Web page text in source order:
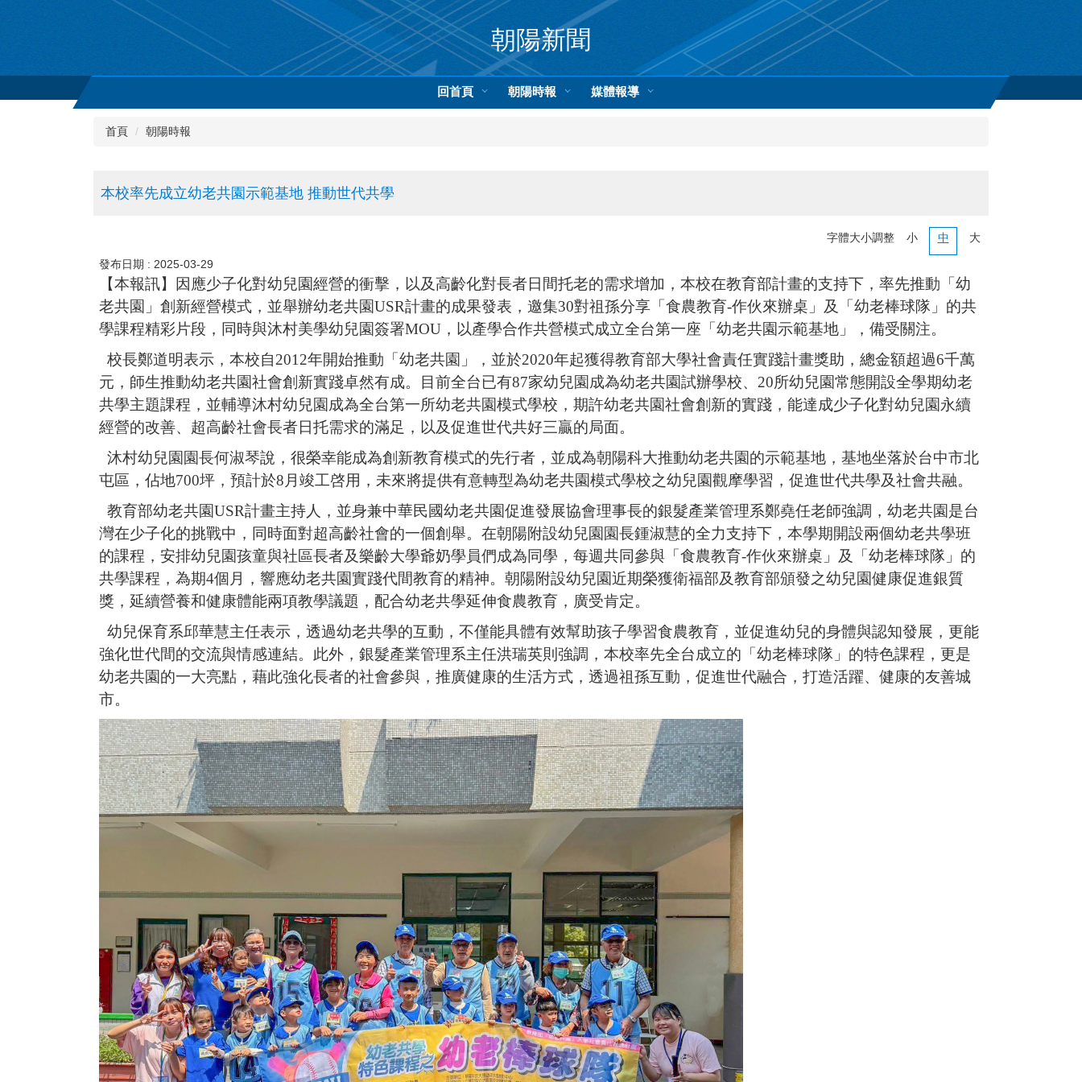
朝陽新聞
回首頁 朝陽時報 媒體報導
首頁 朝陽時報
本校率先成立幼老共園示範基地 推動世代共學
字體大小調整 小 中 大
發布日期 : 2025-03-29
【本報訊】因應少子化對幼兒園經營的衝擊，以及高齡化對長者日間托老的需求增加，本校在教育部計畫的支持下，率先推動「幼
老共園」創新經營模式，並舉辦幼老共園USR計畫的成果發表，邀集30對祖孫分享「食農教育-作伙來辦桌」及「幼老棒球隊」的共
學課程精彩片段，同時與沐村美學幼兒園簽署MOU，以產學合作共營模式成立全台第一座「幼老共園示範基地」，備受關注。
校長鄭道明表示，本校自2012年開始推動「幼老共園」，並於2020年起獲得教育部大學社會責任實踐計畫獎助，總金額超過6千萬
元，師生推動幼老共園社會創新實踐卓然有成。目前全台已有87家幼兒園成為幼老共園試辦學校、20所幼兒園常態開設全學期幼老
共學主題課程，並輔導沐村幼兒園成為全台第一所幼老共園模式學校，期許幼老共園社會創新的實踐，能達成少子化對幼兒園永續
經營的改善、超高齡社會長者日托需求的滿足，以及促進世代共好三贏的局面。
沐村幼兒園園長何淑琴說，很榮幸能成為創新教育模式的先行者，並成為朝陽科大推動幼老共園的示範基地，基地坐落於台中市北
屯區，佔地700坪，預計於8月竣工啓用，未來將提供有意轉型為幼老共園模式學校之幼兒園觀摩學習，促進世代共學及社會共融。
教育部幼老共園USR計畫主持人，並身兼中華民國幼老共園促進發展協會理事長的銀髮產業管理系鄭堯任老師強調，幼老共園是台
灣在少子化的挑戰中，同時面對超高齡社會的一個創舉。在朝陽附設幼兒園園長鍾淑慧的全力支持下，本學期開設兩個幼老共學班
的課程，安排幼兒園孩童與社區長者及樂齡大學爺奶學員們成為同學，每週共同參與「食農教育-作伙來辦桌」及「幼老棒球隊」的
共學課程，為期4個月，響應幼老共園實踐代間教育的精神。朝陽附設幼兒園近期榮獲衛福部及教育部頒發之幼兒園健康促進銀質
獎，延續營養和健康體能兩項教學議題，配合幼老共學延伸食農教育，廣受肯定。
幼兒保育系邱華慧主任表示，透過幼老共學的互動，不僅能具體有效幫助孩子學習食農教育，並促進幼兒的身體與認知發展，更能
強化世代間的交流與情感連結。此外，銀髮產業管理系主任洪瑞英則強調，本校率先全台成立的「幼老棒球隊」的特色課程，更是
幼老共園的一大亮點，藉此強化長者的社會參與，推廣健康的生活方式，透過祖孫互動，促進世代融合，打造活躍、健康的友善城
市。